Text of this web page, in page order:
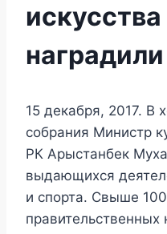
15 декабря, 2017. В
собрания Министр
РК Арыстанбек
выдающихся
и спорта. Свыше